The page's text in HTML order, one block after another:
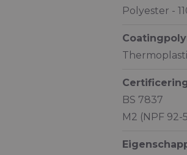
Polyester -
BS 7837
M2 (NPF 92-